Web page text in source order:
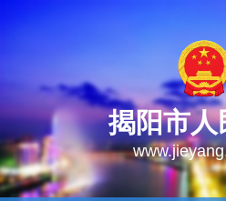
揭阳市人